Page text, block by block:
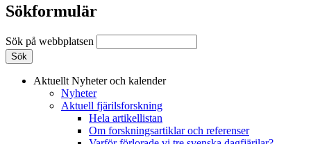
Sökformulär
Sök på webbplatsen
Aktuellt Nyheter och kalender
Nyheter
Aktuell fjärilsforskning
Hela artikellistan
Om forskningsartiklar och referenser